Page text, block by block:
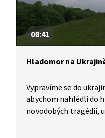
08:41
Hladomor na
Vypravíme se do
abychom nahlédli do
novodobých tragédií,